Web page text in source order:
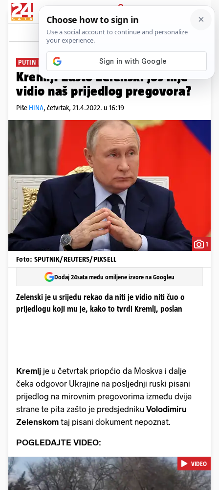
PRIJAVA
News Komentari
PUTIN NESTRPLJIVO ČEKA
Kremlj: Zašto Zelenski još nije
vidio naš prijedlog pregovora?
Piše HINA, četvrtak, 21.4.2022. u 16:19
1
Foto: SPUTNIK/REUTERS/PIXSELL
Dodaj 24sata među omiljene izvore na Googleu
Zelenski je u srijedu rekao da niti je vidio niti čuo o
prijedlogu koji mu je, kako to tvrdi Kremlj, poslan
Kremlj je u četvrtak priopćio da Moskva i dalje
čeka odgovor Ukrajine na posljednji ruski pisani
prijedlog na mirovnim pregovorima između dvije
strane te pita zašto je predsjedniku Volodimiru
Zelenskom taj pisani dokument nepoznat.
POGLEDAJTE VIDEO:
VIDEO